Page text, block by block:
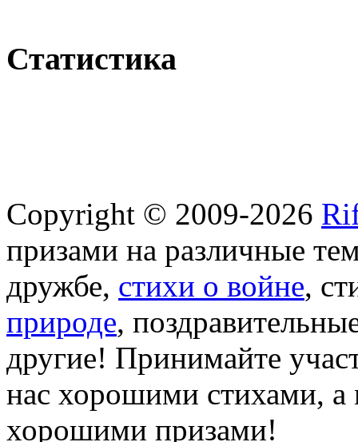
Статистика
Copyright © 2009-2026
призами на различные
дружбе, стихи о войне,
природе,
другие! Принимайте
нас хорошими стихами, а
хорошими призами!